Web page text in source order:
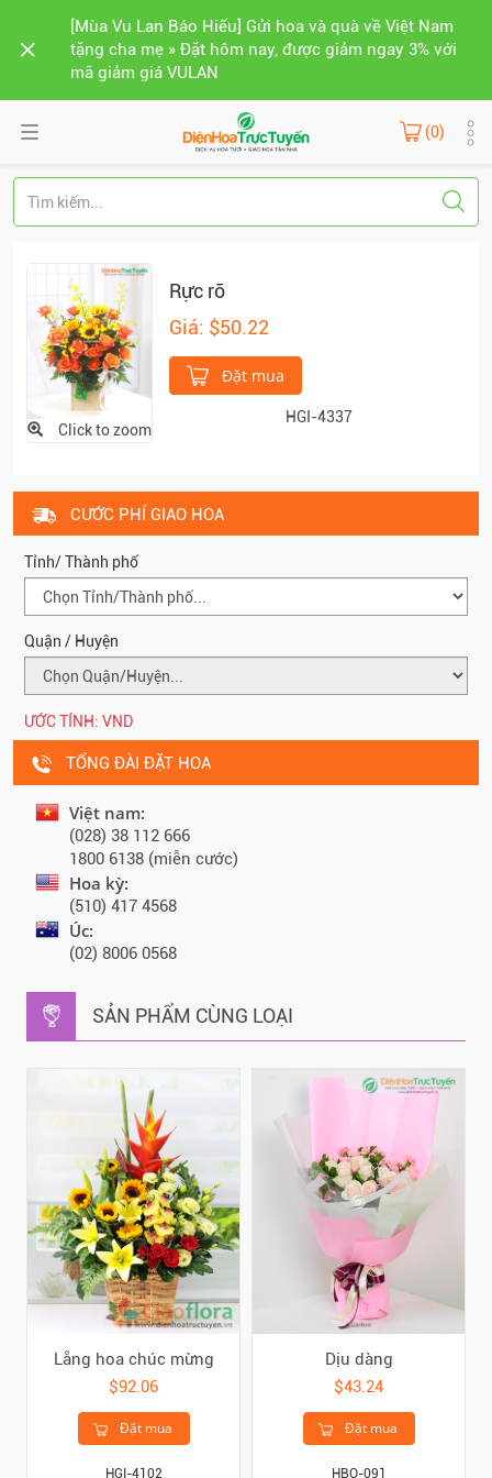
[Mùa Vu Lan Báo Hiếu] Gửi hoa và quà về Việt Nam
tặng cha mẹ » Đặt hôm nay, được giảm ngay 3% với
mã giảm giá VULAN
(0)
Click to zoom
Rực rỡ
Giá: $50.22
Đặt mua
HGI-4337
CƯỚC PHÍ GIAO HOA
Tỉnh/ Thành phố
Quận / Huyện
ƯỚC TÍNH: VND
TỔNG ĐÀI ĐẶT HOA
Việt nam:
(028) 38 112 666
1800 6138 (miễn cước)
Hoa kỳ:
(510) 417 4568
Úc:
(02) 8006 0568
SẢN PHẨM CÙNG LOẠI
Lẵng hoa chúc mừng
$92.06
Đặt mua
HGI-4102
Dịu dàng
$43.24
Đặt mua
HBO-091